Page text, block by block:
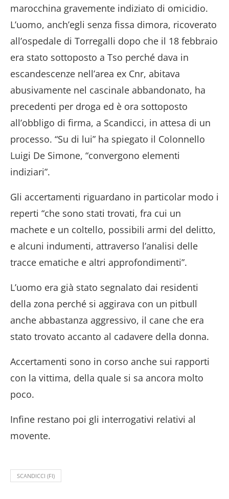
marocchina gravemente indiziato di omicidio.
L’uomo, anch’egli senza fissa dimora, ricoverato
all’ospedale di Torregalli dopo che il 18 febbraio
era stato sottoposto a Tso perché dava in
escandescenze nell’area ex Cnr, abitava
abusivamente nel cascinale abbandonato, ha
precedenti per droga ed è ora sottoposto
all’obbligo di firma, a Scandicci, in attesa di un
processo. “Su di lui” ha spiegato il Colonnello
Luigi De Simone, “convergono elementi
indiziari”.
Gli accertamenti riguardano in particolar modo i
reperti “che sono stati trovati, fra cui un
machete e un coltello, possibili armi del delitto,
e alcuni indumenti, attraverso l’analisi delle
tracce ematiche e altri approfondimenti”.
L’uomo era già stato segnalato dai residenti
della zona perché si aggirava con un pitbull
anche abbastanza aggressivo, il cane che era
stato trovato accanto al cadavere della donna.
Accertamenti sono in corso anche sui rapporti
con la vittima, della quale si sa ancora molto
poco.
Infine restano poi gli interrogativi relativi al
movente.
SCANDICCI (FI)